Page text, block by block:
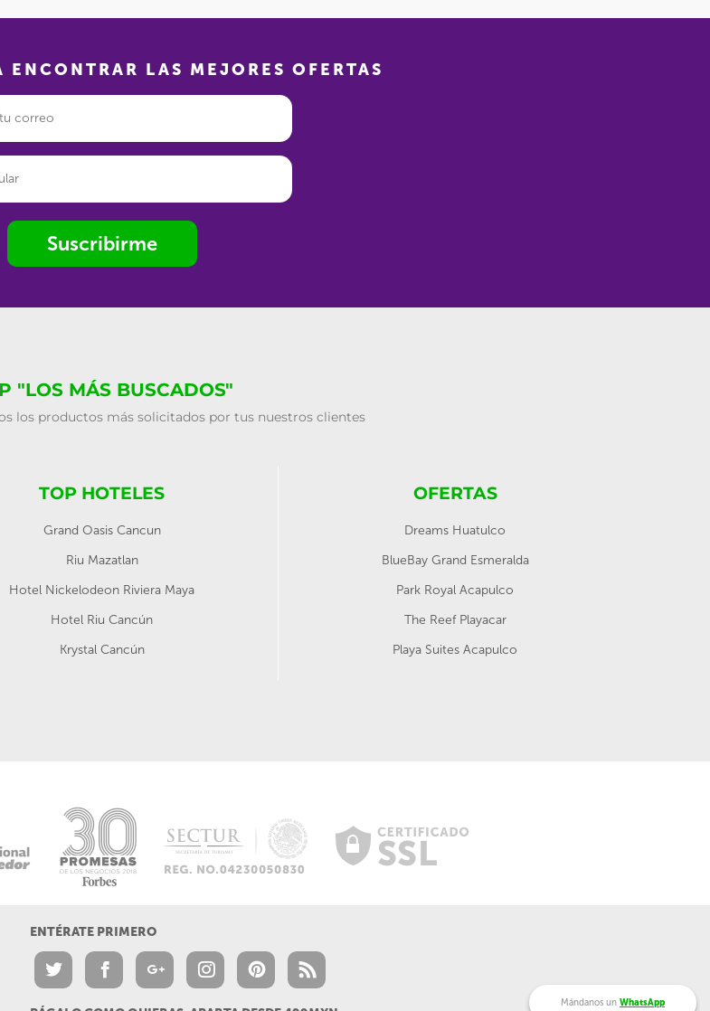
ENCONTRAR LAS MEJORES OFERTAS
Suscribirme
"LOS MÁS BUSCADOS"
los productos más solicitados por tus nuestros clientes
TOP HOTELES
Grand Oasis Cancun
Riu Mazatlan
Hotel Nickelodeon Riviera Maya
Hotel Riu Cancún
Krystal Cancún
OFERTAS
Dreams Huatulco
BlueBay Grand Esmeralda
Park Royal Acapulco
The Reef Playacar
Playa Suites Acapulco
ENTÉRATE PRIMERO
Mándanos un WhatsApp